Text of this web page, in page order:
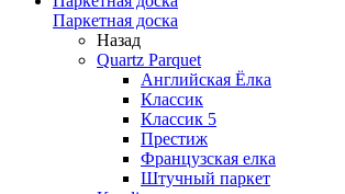
Паркетная доска
Назад
Quartz Parquet
Английская Ёлка
Классик
Классик 5
Престиж
Французская елка
Штучный паркет